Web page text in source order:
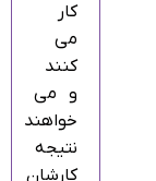
کار
می‌
کنند
و می‌
خواهند
نتیجه
کارشان